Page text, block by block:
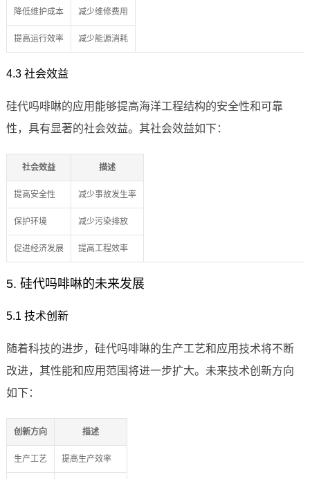
降低维护成本 减少维修费用
提高运行效率 减少能源消耗
4.3 社会效益
硅代吗啡啉的应用能够提高海洋工程结构的安全性和可靠
性，具有显著的社会效益。其社会效益如下：
社会效益 描述
提高安全性 减少事故发生率
保护环境 减少污染排放
促进经济发展 提高工程效率
5. 硅代吗啡啉的未来发展
5.1 技术创新
随着科技的进步，硅代吗啡啉的生产工艺和应用技术将不断
改进，其性能和应用范围将进一步扩大。未来技术创新方向
如下：
创新方向 描述
生产工艺 提高生产效率